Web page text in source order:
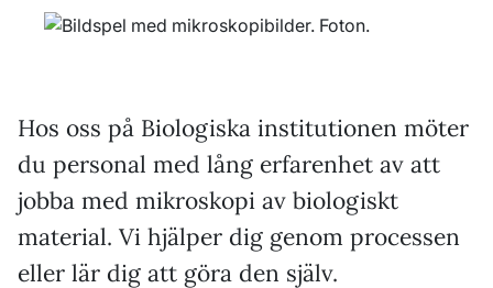
Hos oss på Biologiska institutionen möter
du personal med lång erfarenhet av att
jobba med mikroskopi av biologiskt
material. Vi hjälper dig genom processen
eller lär dig att göra den själv.